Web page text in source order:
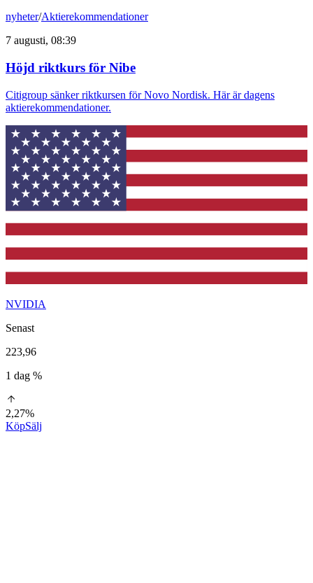
nyheter/Aktierekommendationer
7 augusti, 08:39
Höjd riktkurs för Nibe
Citigroup sänker riktkursen för Novo Nordisk. Här är dagens
aktierekommendationer.
NVIDIA
Senast
223,96
1 dag %
2,27%
KöpSälj